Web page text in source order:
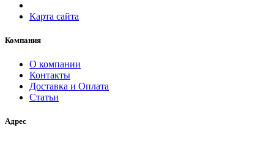
Карта сайта
Компания
О компании
Контакты
Доставка и Оплата
Статьи
Адрес